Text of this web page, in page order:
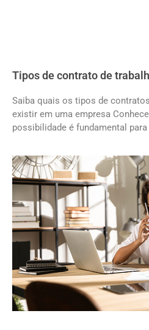
Tipos de contrato de
Saiba quais os tipos de
existir em uma empresa
possibilidade é fundamental